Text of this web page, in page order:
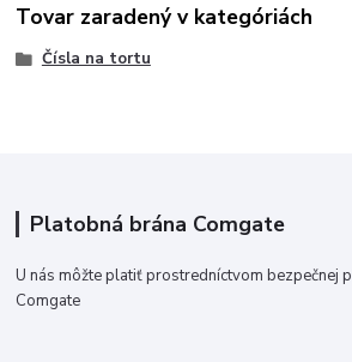
Tovar zaradený v kategóriách
Čísla na tortu
Platobná brána Comgate
U nás môžte platiť prostredníctvom bezpečnej
Comgate